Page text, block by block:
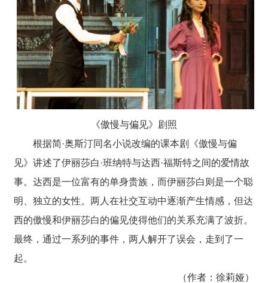
《傲慢与偏见》 剧照
根据简·奥斯汀同名小说改编的课本剧《傲慢与偏
见》讲述了伊丽莎白·班纳特与达西·福斯特之间的爱情故
事。达西是一位富有的单身贵族，而伊丽莎白则是一个聪
明、独立的女性。两人在社交互动中逐渐产生情感，但达
西的傲慢和伊丽莎白的偏见使得他们的关系充满了波折。
最终，通过一系列的事件，两人解开了误会，走到了一
起‌。
（作者：徐莉娅）